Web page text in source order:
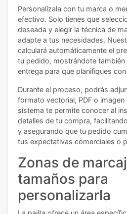
Personalízala con tu marca o
efectivo. Solo tienes que
deseada y elegir la técnica de
adapte a tus necesidades.
calculará automáticamente el
tu pedido, mostrándote
entrega para que planifiques
Durante el proceso, podrás
formato vectorial, PDF o
sistema te permite conocer al
detalles de tu compra,
y asegurando que tu pedido
tus expectativas comerciales o
Zonas de
tamaños para
personalizarla